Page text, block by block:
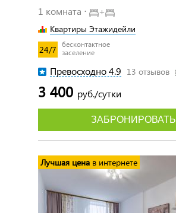
1 комната ⋅
+
Квартиры Этажидейли
24/7
бесконтактное
заселение
Превосходно 4.9 13 отзывов
3 400 руб./сутки
ЗАБРОНИРОВАТЬ
Лучшая цена в интернете